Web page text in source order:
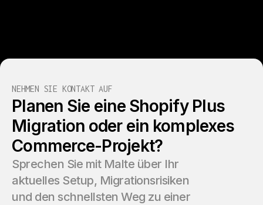
NEHMEN SIE KONTAKT AUF
Planen Sie eine Shopify Plus
Migration oder ein komplexes
Commerce-Projekt?
Sprechen Sie mit Malte über Ihr
aktuelles Setup, Migrationsrisiken
und den schnellsten Weg zu einer